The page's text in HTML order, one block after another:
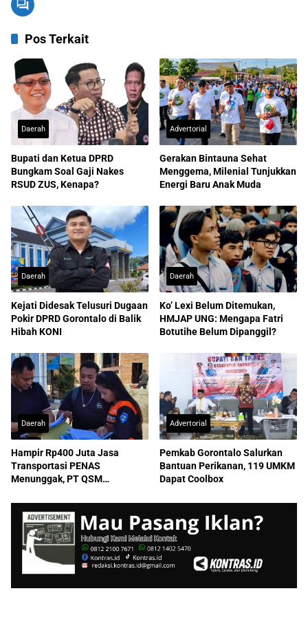
Pos Terkait
Daerah
Bupati dan Ketua DPRD
Bungkam Soal Gaji Nakes
RSUD ZUS, Kenapa?
Advertorial
Gerakan Bintauna Sehat
Menggema, Milenial Tunjukkan
Energi Baru Anak Muda
Daerah
Kejati Didesak Telusuri Dugaan
Pokir DPRD Gorontalo di Balik
Hibah KONI
Daerah
Ko’ Lexi Belum Ditemukan,
HMJAP UNG: Mengapa Fatri
Botutihe Belum Dipanggil?
Daerah
Hampir Rp400 Juta Jasa
Transportasi PENAS
Menunggak, PT QSM
Advertorial
Pemkab Gorontalo Salurkan
Bantuan Perikanan, 119 UMKM
Dapat Coolbox